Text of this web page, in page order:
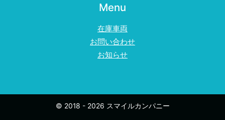
Menu
在庫車両
お問い合わせ
お知らせ
© 2018 - 2026 スマイルカンパニー